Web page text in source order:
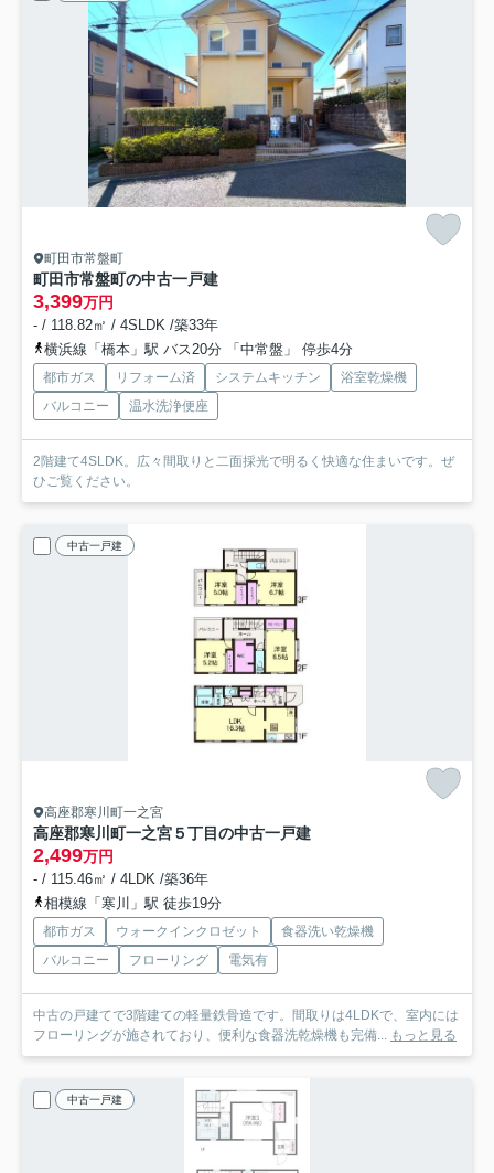
町田市常盤町
町田市常盤町の中古一戸建
3,399万円
- / 118.82㎡ / 4SLDK /築33年
横浜線「橋本」駅 バス20分 「中常盤」 停歩4分
都市ガス リフォーム済 システムキッチン
浴室乾燥機
バルコニー
温水洗浄便座
2階建て4SLDK。広々間取りと二面採光で明るく快適な住まいです。ぜ
ひご覧ください。
中古一戸建
高座郡寒川町一之宮
高座郡寒川町一之宮５丁目の中古一戸建
2,499万円
- / 115.46㎡ / 4LDK /築36年
相模線「寒川」駅 徒歩19分
都市ガス ウォークインクロゼット
食器洗い乾燥機
バルコニー
フローリング 電気有
中古の戸建てで3階建ての軽量鉄骨造です。間取りは4LDKで、室内には
フローリングが施されており、便利な食器洗乾燥機も完備... もっと見る
中古一戸建